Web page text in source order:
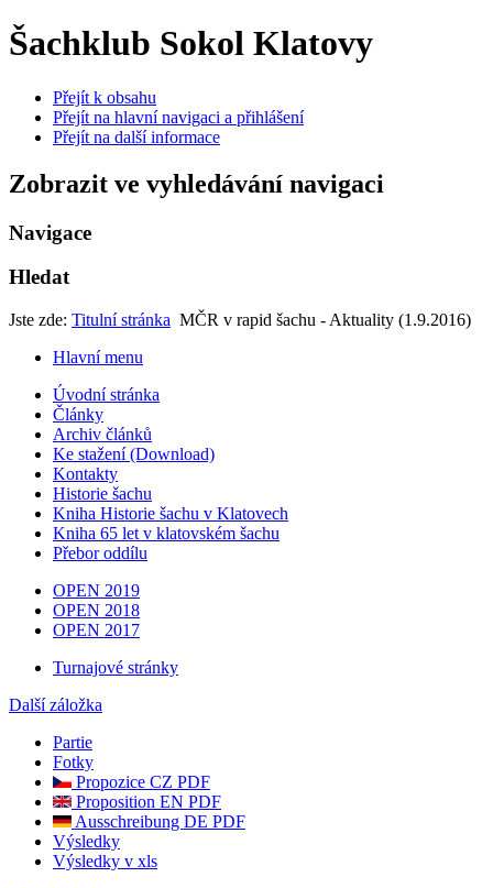
Šachklub Sokol Klatovy
Přejít k obsahu
Přejít na hlavní navigaci a přihlášení
Přejít na další informace
Zobrazit ve vyhledávání navigaci
Navigace
Hledat
Jste zde: Titulní stránka MČR v rapid šachu - Aktuality (1.9.2016)
Hlavní menu
Úvodní stránka
Články
Archiv článků
Ke stažení (Download)
Kontakty
Historie šachu
Kniha Historie šachu v Klatovech
Kniha 65 let v klatovském šachu
Přebor oddílu
OPEN 2019
OPEN 2018
OPEN 2017
Turnajové stránky
Další záložka
Partie
Fotky
Propozice CZ PDF
Proposition EN PDF
Ausschreibung DE PDF
Výsledky
Výsledky v xls